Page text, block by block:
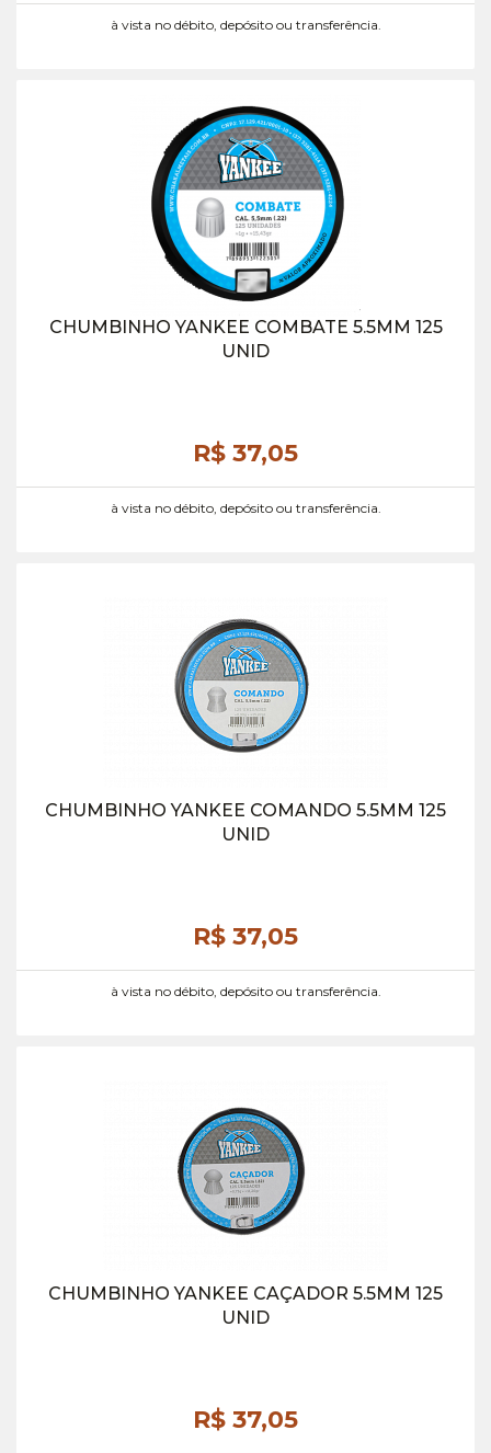
à vista no débito, depósito ou transferência.
CHUMBINHO YANKEE COMBATE 5.5MM 125
UNID
R$ 37,05
à vista no débito, depósito ou transferência.
CHUMBINHO YANKEE COMANDO 5.5MM 125
UNID
R$ 37,05
à vista no débito, depósito ou transferência.
CHUMBINHO YANKEE CAÇADOR 5.5MM 125
UNID
R$ 37,05